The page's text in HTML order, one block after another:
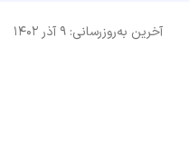
آخرین به‌روزرسانی: ۹ آذر ۱۴۰۲